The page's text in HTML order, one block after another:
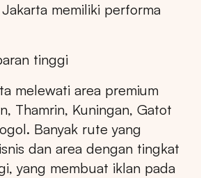
memiliki performa
tinggi
melewati area premium
Thamrin, Kuningan, Gatot
Banyak rute yang
dan area dengan tingkat
yang membuat iklan pada